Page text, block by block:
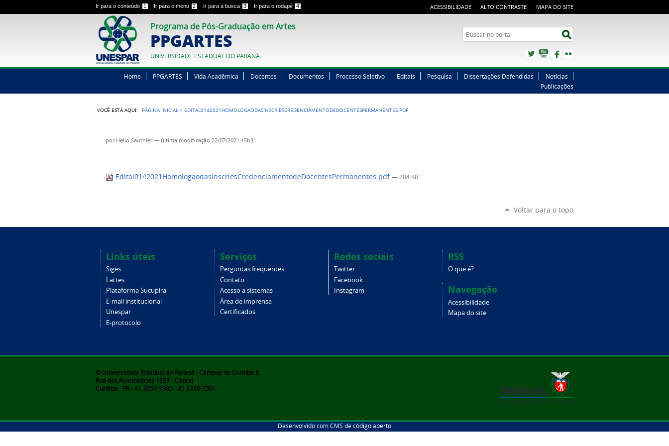
Ir para o conteúdo 1 Ir para o menu 2 Ir para a busca 3 Ir para o rodapé 4 ACESSIBILIDADE ALTO CONTRASTE MAPA DO SITE
Programa de Pós-Graduação em Artes
PPGARTES
UNIVERSIDADE ESTADUAL DO PARANÁ
Buscar no portal
TwitterYouTubeFacebook
Home PPGARTES Vida Acadêmica Docentes Documentos Processo Seletivo Editais Pesquisa Dissertações Defendidas
Notícias
Publicações
VOCÊ ESTÁ AQUI: PÁGINA INICIAL > EDITAL0142021HOMOLOGAODASINSCRIESCREDENCIAMENTODEDOCENTESPERMANENTES.PDF
por Helio Sauthier— última modificação 22/07/2021 15h31
Edital0142021HomologaodasInscriesCredenciamentodeDocentesPermanentes.pdf — 204 KB
Voltar para o topo
Links úteis
Siges
Lattes
Plataforma Sucupira
E-mail institucional
Unespar
E-protocolo
Serviços
Perguntas frequentes
Contato
Acesso a sistemas
Área de imprensa
Certificados
Redes sociais
Twitter
Facebook
Instagram
RSS
O que é?
Navegação
Acessibilidade
Mapa do site
© Universidade Estadual do Paraná - Campus de Curitiba II
Rua dos Funcionários 1357 - Cabral
Curitiba - PR - 41 3250-7300 - 41 3250-7301
Desenvolvido com CMS de código aberto